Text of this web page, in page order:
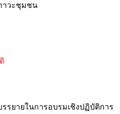
วะชุมชน
รยายในการอบรมเชิงปฏิบัติการ